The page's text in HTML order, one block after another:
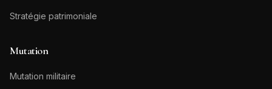
Stratégie patrimoniale
Mutation
Mutation militaire